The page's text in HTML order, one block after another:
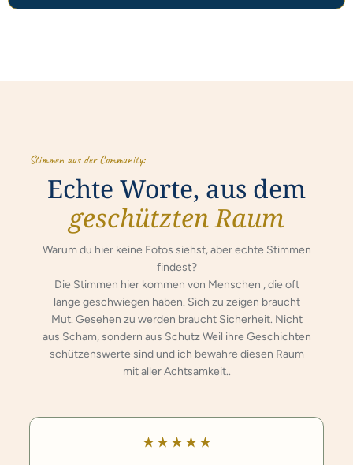
Stimmen aus der Community:
Echte Worte, aus dem
geschützten Raum
Warum du hier keine Fotos siehst, aber echte Stimmen
findest?
Die Stimmen hier kommen von Menschen , die oft
lange geschwiegen haben. Sich zu zeigen braucht
Mut. Gesehen zu werden braucht Sicherheit. Nicht
aus Scham, sondern aus Schutz Weil ihre Geschichten
schützenswerte sind und ich bewahre diesen Raum
mit aller Achtsamkeit..
★ ★ ★ ★ ★